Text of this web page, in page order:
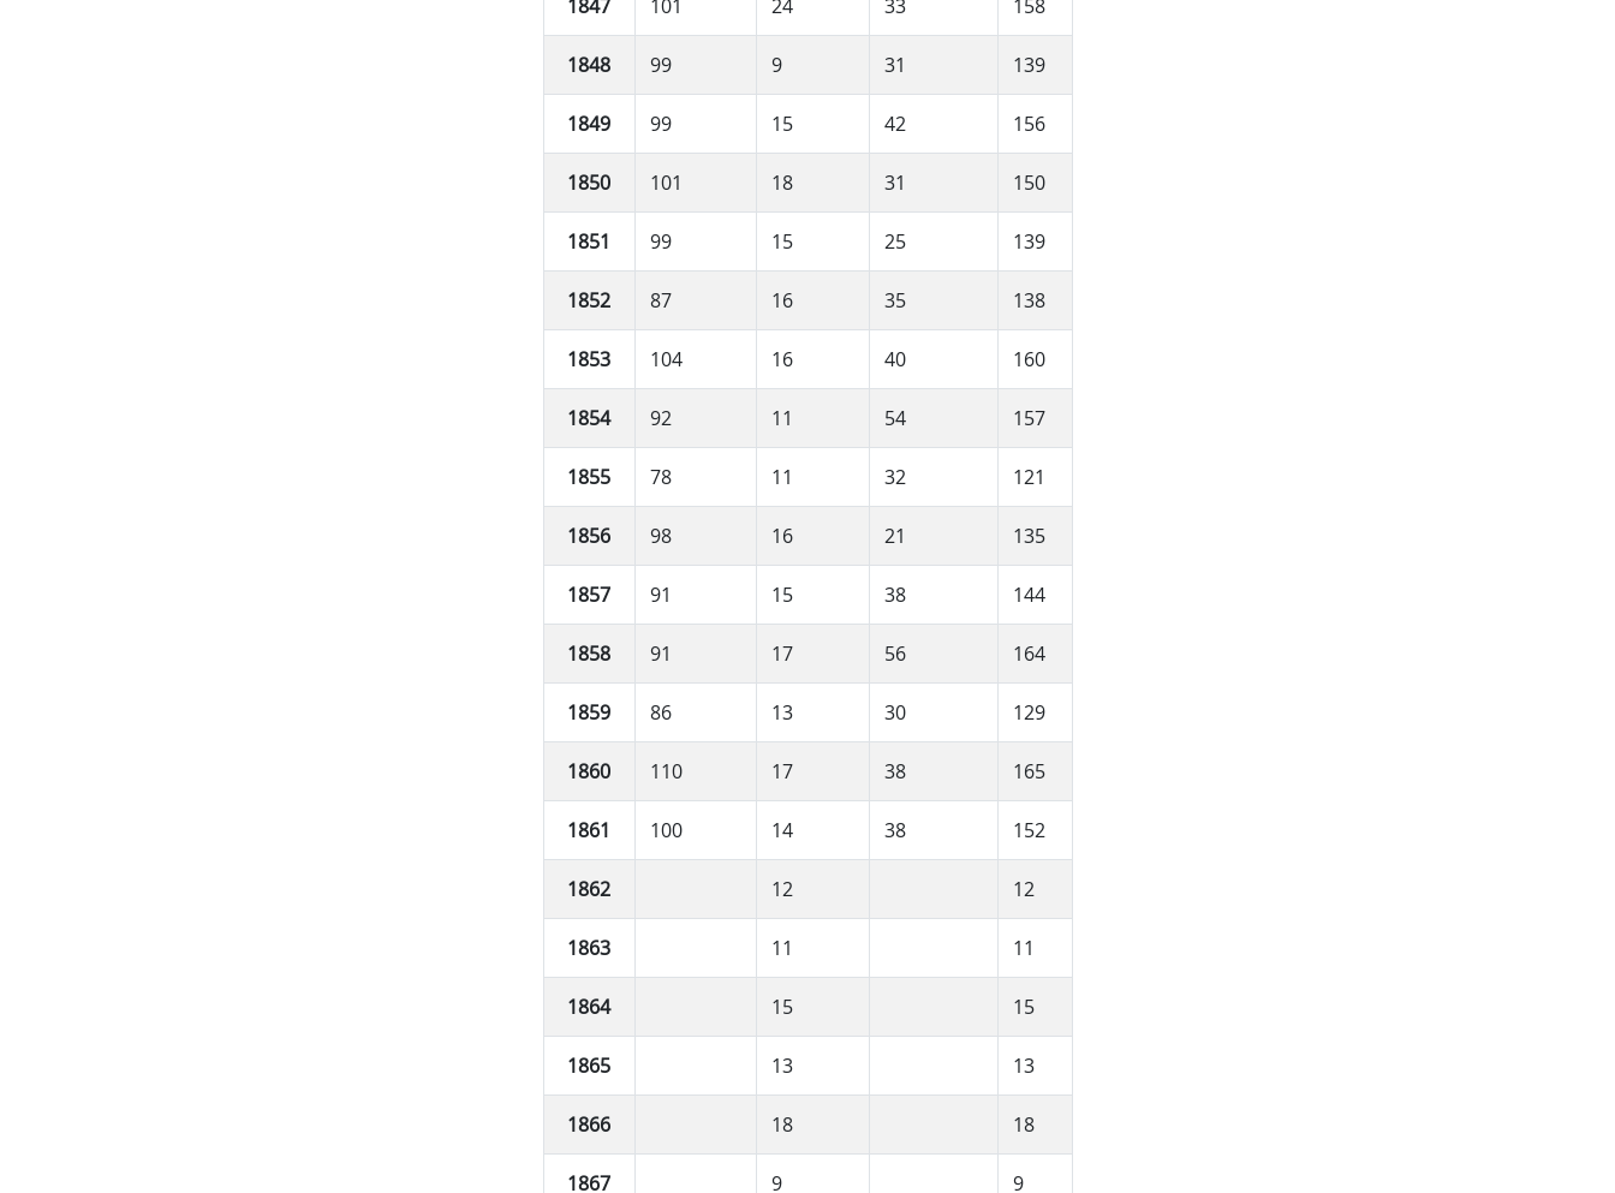
1847 101 24 33 158
1848 99 9 31 139
1849 99 15 42 156
1850 101 18 31 150
1851 99 15 25 139
1852 87 16 35 138
1853 104 16 40 160
1854 92 11 54 157
1855 78 11 32 121
1856 98 16 21 135
1857 91 15 38 144
1858 91 17 56 164
1859 86 13 30 129
1860 110 17 38 165
1861 100 14 38 152
1862 12 12
1863 11 11
1864 15 15
1865 13 13
1866 18 18
1867 9 9